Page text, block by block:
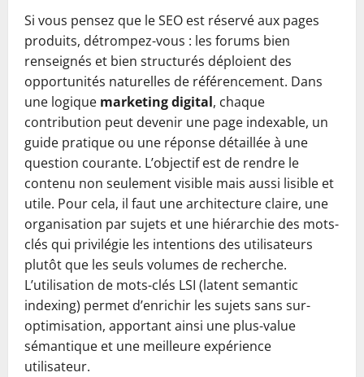
Si vous pensez que le SEO est réservé aux pages
produits, détrompez-vous : les forums bien
renseignés et bien structurés déploient des
opportunités naturelles de référencement. Dans
une logique marketing digital, chaque
contribution peut devenir une page indexable, un
guide pratique ou une réponse détaillée à une
question courante. L’objectif est de rendre le
contenu non seulement visible mais aussi lisible et
utile. Pour cela, il faut une architecture claire, une
organisation par sujets et une hiérarchie des mots-
clés qui privilégie les intentions des utilisateurs
plutôt que les seuls volumes de recherche.
L’utilisation de mots-clés LSI (latent semantic
indexing) permet d’enrichir les sujets sans sur-
optimisation, apportant ainsi une plus-value
sémantique et une meilleure expérience
utilisateur.